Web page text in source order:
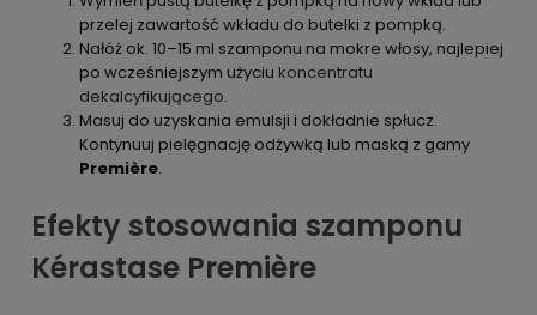
przelej zawartość wkładu do butelki z pompką.
Nałóż ok. 10–15 ml szamponu na mokre włosy, najlepiej
po wcześniejszym użyciu koncentratu
dekalcyfikującego.
Masuj do uzyskania emulsji i dokładnie spłucz.
Kontynuuj pielęgnację odżywką lub maską z gamy
Première.
Efekty stosowania szamponu
Kérastase Première